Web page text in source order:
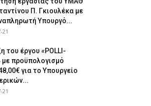
Π. Γκιουλέκα με
Υπουργό...
21
του έργου «POLLI-
με προϋπολογισμό
για το Υπουργείο
21